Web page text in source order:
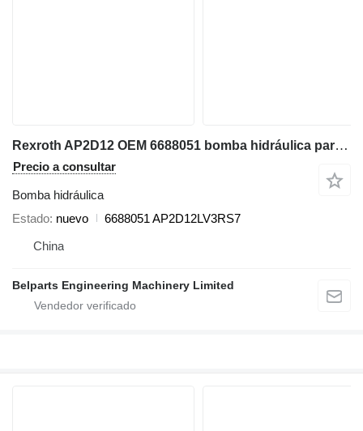
Rexroth AP2D12 OEM 6688051 bomba hidráulica para Bobcat 425 428 ZTS miniexcavadora
Precio a consultar
Bomba hidráulica
Estado nuevo
6688051 AP2D12LV3RS7
China
Belparts Engineering Machinery Limited